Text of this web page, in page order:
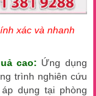
xác và nhanh
cao: Ứng dụng
trình nghiên cứu
dụng tại phòng